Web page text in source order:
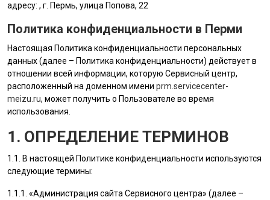
адресу: , г. Пермь, улица Попова, 22
Политика конфиденциальности в Перми
Настоящая Политика конфиденциальности персональных
данных (далее – Политика конфиденциальности) действует в
отношении всей информации, которую Сервисный центр,
расположенный на доменном имени prm.servicecenter-
meizu.ru, может получить о Пользователе во время
использования.
1. ОПРЕДЕЛЕНИЕ ТЕРМИНОВ
1.1. В настоящей Политике конфиденциальности используются
следующие термины:
1.1.1. «Администрация сайта Сервисного центра» (далее –